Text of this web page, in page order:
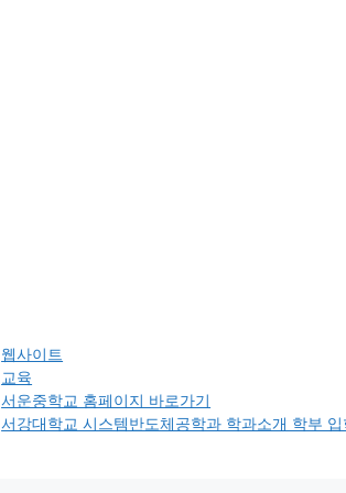
카
테
고
리
웹사이트
태
그
교육
서운중학교 홈페이지 바로가기
서강대학교 시스템반도체공학과 학과소개 학부